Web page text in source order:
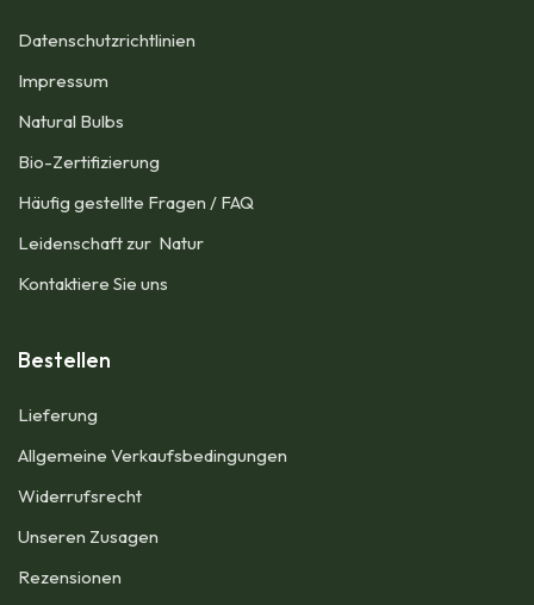
Datenschutzrichtlinien
Impressum​
Natural Bulbs
Bio-Zertifizierung
Häufig gestellte Fragen / FAQ
Leidenschaft zur Natur
Kontaktiere Sie uns
Bestellen
Lieferung
Allgemeine Verkaufsbedingungen​
Widerrufsrecht
Unseren Zusagen
Rezensionen​